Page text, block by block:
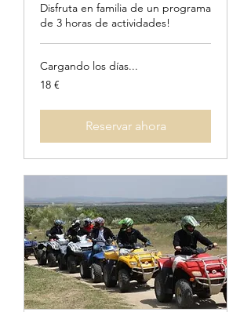
Disfruta en familia de un programa
de 3 horas de actividades!
Cargando los días...
18
euros
18 €
Reservar ahora